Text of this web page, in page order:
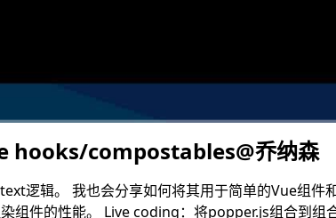
compostables@乔纳森
逻辑。 我也会分享如何将其用于简单的Vue组件
件的性能。 Live coding：将popper.js组合到组